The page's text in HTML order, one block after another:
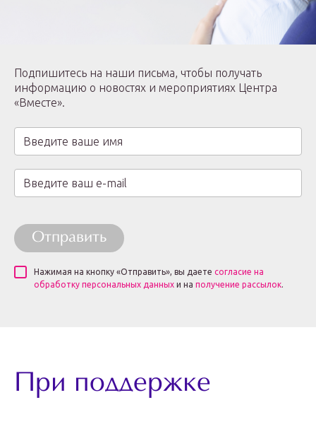
Подпишитесь на наши письма, чтобы получать
информацию о новостях и мероприятиях Центра
«Вместе».
Отправить
Нажимая на кнопку «Отправить», вы даете согласие на
обработку персональных данных и на получение рассылок.
При поддержке